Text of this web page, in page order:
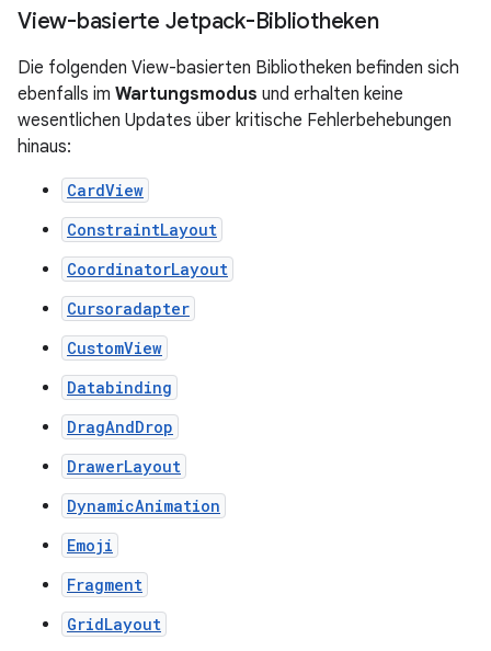
View-basierte Jetpack-Bibliotheken
Die folgenden View-basierten Bibliotheken befinden sich
ebenfalls im Wartungsmodus und erhalten keine
wesentlichen Updates über kritische Fehlerbehebungen
hinaus:
CardView
ConstraintLayout
CoordinatorLayout
Cursoradapter
CustomView
Databinding
DragAndDrop
DrawerLayout
DynamicAnimation
Emoji
Fragment
GridLayout